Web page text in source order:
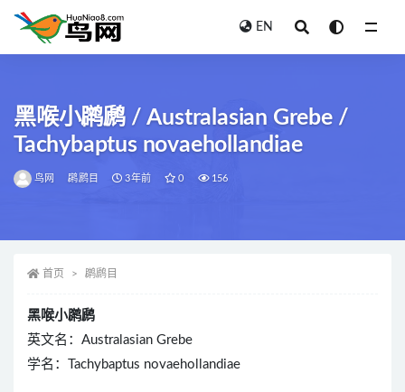
EN
黑喉小䴙䴘 / Australasian Grebe /
Tachybaptus novaehollandiae
鸟网 䴙䴘目 3年前 0 156
首页 䴙䴘目
黑喉小䴙䴘
英文名：Australasian Grebe
学名：Tachybaptus novaehollandiae